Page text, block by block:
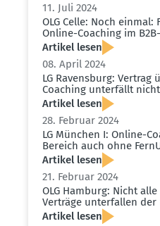
11. Juli 2024
OLG Celle: Noch einmal:
Online-Coaching im
Artikel lesen
08. April 2024
LG Ravensburg:
Coaching unter­fällt nicht
Artikel lesen
28. Februar 2024
LG München I: Online-
Bereich auch ohne
Artikel lesen
21. Februar 2024
OLG Hamburg: Nicht
Verträge unter­fallen der
Artikel lesen